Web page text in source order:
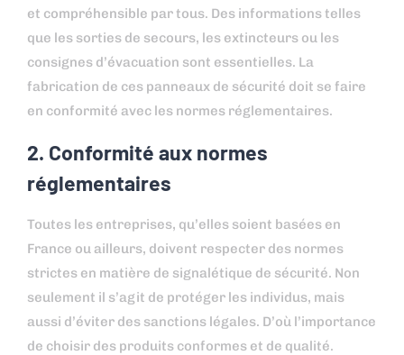
et compréhensible par tous. Des informations telles
que les sorties de secours, les extincteurs ou les
consignes d’évacuation sont essentielles. La
fabrication de ces panneaux de sécurité doit se faire
en conformité avec les normes réglementaires.
2. Conformité aux normes
réglementaires
Toutes les entreprises, qu’elles soient basées en
France ou ailleurs, doivent respecter des normes
strictes en matière de signalétique de sécurité. Non
seulement il s’agit de protéger les individus, mais
aussi d’éviter des sanctions légales. D’où l’importance
de choisir des produits conformes et de qualité.